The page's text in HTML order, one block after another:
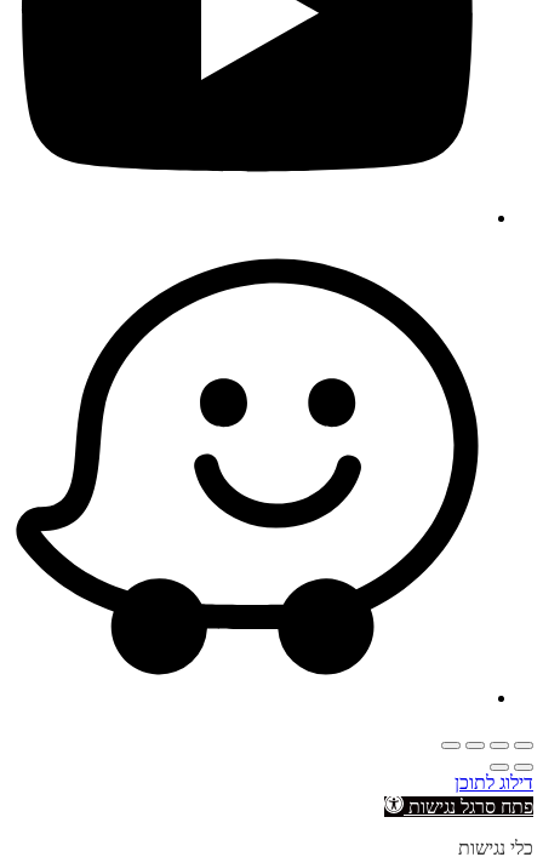
דילוג לתוכן
פתח סרגל נגישות
כלי נגישות